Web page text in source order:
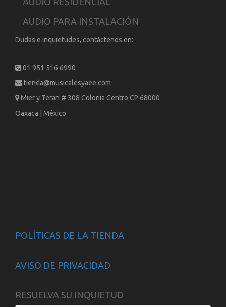
AUDIO PARA INSTALACIÓN
Dudas e inquietudes, contáctenos en:
01 951 516 6990
tienda@musicalesyaee.com
Mier y Teran # 308 Colonia Centro CP 68000
Oaxaca | México
POLÍTICAS DE LA TIENDA
AVISO DE PRIVACIDAD
RESUELVA SU INQUIETUD